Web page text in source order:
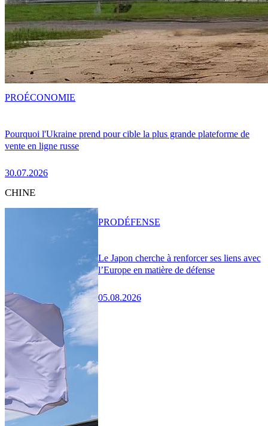
Pourquoi l'Ukraine prend pour cible la plus grande plateforme de
vente en ligne russe
30.07.2026
PROÉCONOMIE
CHINE
Le Japon cherche à renforcer ses liens avec
l’Europe en matière de défense
05.08.2026
PRODÉFENSE